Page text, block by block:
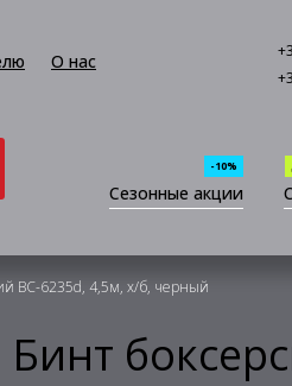
О нас
Сезонные акции
-10%
BC-6235d, 4,5м, х/б, черный
Бинт